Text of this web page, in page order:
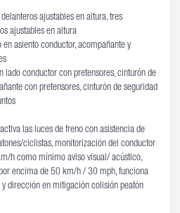
ajustables en altura, tres
ajustables en altura
asiento conductor, acompañante y
lado conductor con pretensores, cinturón de
con pretensores, cinturón de seguridad
las luces de freno con asistencia de
ciclistas, monitorización del conductor
h como mínimo aviso visual/ acústico,
encima de 50 km/h / 30 mph, funciona
dirección en mitigación colisión peatón